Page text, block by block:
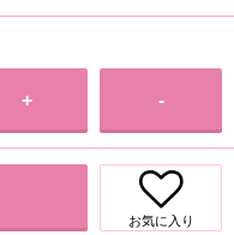
+ -
お気に入り